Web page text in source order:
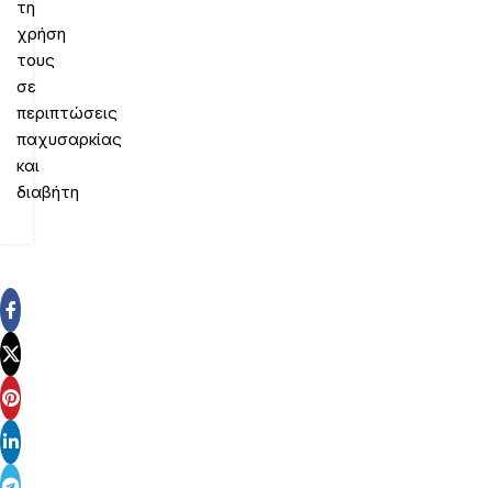
τη
χρήση
τους
σε
περιπτώσεις
παχυσαρκίας
και
διαβήτη